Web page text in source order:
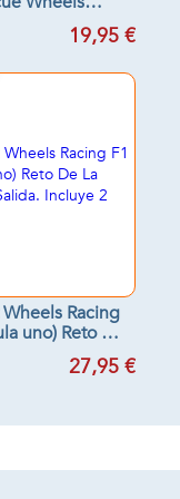
cm -
surtidos19,95 €
Racing
uno) Reto De
De Salida.
2 Vehiculos.27,95 €